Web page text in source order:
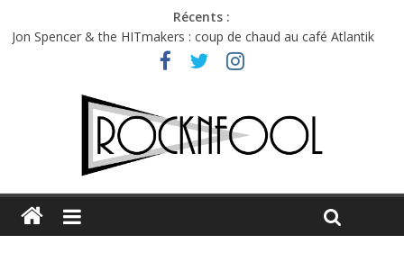
Récents :
Jon Spencer & the HITmakers : coup de chaud au café Atlantik
Hellfest 2026 vendredi : température et émotions en hausse
Hellfest 2026 jeudi : impossible de choisir entre chaleur et bonne
Première édition du Midgard Festival : entre bière, métal et
Charlie Puth à l’Olympia : la leçon de pop du Professeur Puth